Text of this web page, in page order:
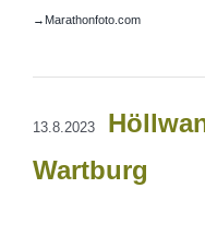
→Marathonfoto.com
13.8.2023
Wartburg